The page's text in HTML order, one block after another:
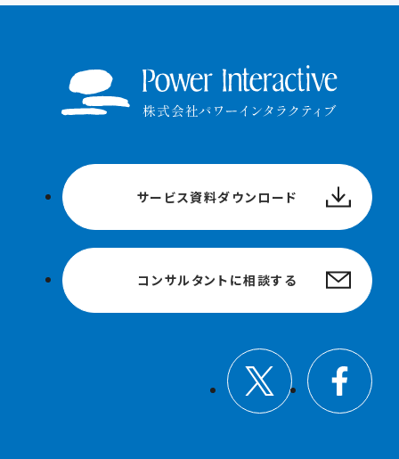
サービス資料ダウンロード
コンサルタントに相談する